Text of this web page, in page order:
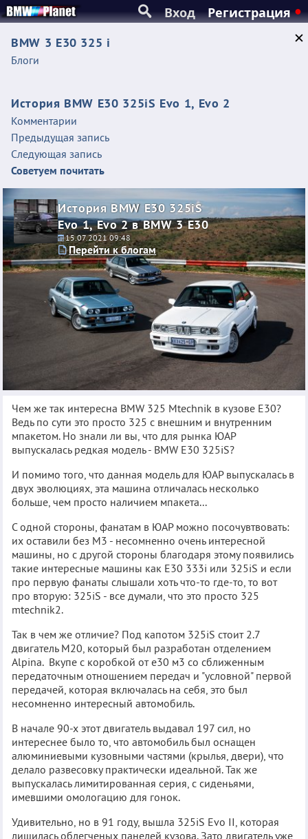
Вход Регистрация
BMW 3 E30 325 i
Блоги
История BMW E30 325iS Evo 1, Evo 2
Комментарии
Предыдущая запись
Следующая запись
Советуем почитать
История BMW E30 325iS
Evo 1, Evo 2 в BMW 3 E30
15.07.2021 09:48
Перейти к блогам
Чем же так интересна BMW 325 Mtechnik в кузове Е30?
Ведь по сути это просто 325 с внешним и внутренним
мпакетом. Но знали ли вы, что для рынка ЮАР
выпускалась редкая модель - BMW E30 325iS?
И помимо того, что данная модель для ЮАР выпускалась в
двух эволюциях, эта машина отличалась несколько
больше, чем просто наличием мпакета...
С одной стороны, фанатам в ЮАР можно посочувтвовать:
их оставили без М3 - несомненно очень интересной
машины, но с другой стороны благодаря этому появились
такие интересные машины как E30 333i или 325iS и если
про первую фанаты слышали хоть что-то где-то, то вот
про вторую: 325iS - все думали, что это просто 325
mtechnik2.
Так в чем же отличие? Под капотом 325iS стоит 2.7
двигатель М20, который был разработан отделением
Alpina. Вкупе с коробкой от е30 м3 со сближенным
передаточным отношением передач и "условной" первой
передачей, которая включалась на себя, это был
несомненно интересный автомобиль.
В начале 90-х этот двигатель выдавал 197 сил, но
интереснее было то, что автомобиль был оснащен
алюминиевыми кузовными частями (крылья, двери), что
делало развесовку практически идеальной. Так же
выпускалась лимитированная серия, с сиденьями,
имевшими омологацию для гонок.
Удивительно, но в 91 году, вышла 325iS Evo II, которая
лишилась облегченых панелей кузова. Зато двигатель уже